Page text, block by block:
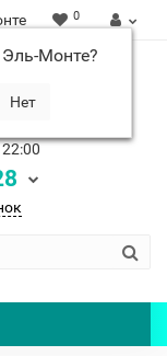
Эль-Монте?
0